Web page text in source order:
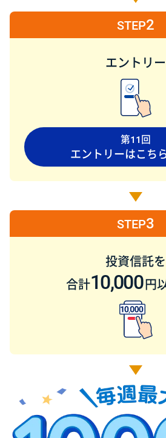
STEP2
エントリー
第11回
エントリーはこちら
STEP3
投資信託を
合計10,000 円